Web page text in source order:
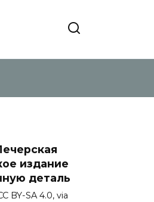
издание
деталь
BY-SA 4.0, via